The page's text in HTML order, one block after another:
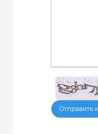
Отправить